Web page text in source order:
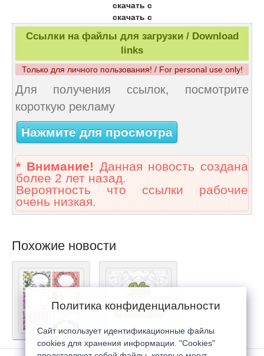
скачать с
скачать с
Ссылки на файлы для загрузки / Download
links
Только для личного пользования! / For personal use only!
Для получения ссылок, посмотрите
короткую рекламу
Нажмите для просмотра
* Внимание! Данная новость создана
более 2 лет назад.
Вероятность что ссылки рабочие
очень низкая.
Похожие новости
Политика конфиденциальности
Сайт использует идентификационные файлы
cookies для хранения информации. "Cookies"